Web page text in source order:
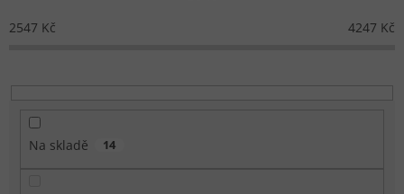
2547 Kč 4247 Kč
Na skladě 14